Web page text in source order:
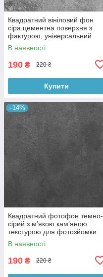
Квадратний вініловий фон
сіра цементна поверхня з
фактурою, універсальний
фотофон для зйомки 60x60
см, №550659
В наявності
190 ₴ 220 ₴
Купити
–14%
Квадратний фотофон темно-
сірий з м’якою кам’яною
текстурою для фотозйомки
товарів 60x60 см, №550076
В наявності
190 ₴ 220 ₴